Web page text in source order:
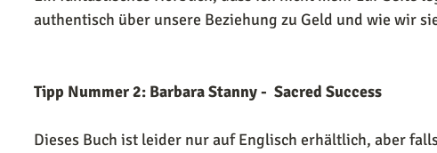
authentisch über unsere Beziehung zu Geld und wie wir
Tipp Nummer 2: Barbara Stanny -  Sacred Success
Dieses Buch ist leider nur auf Englisch erhältlich, aber